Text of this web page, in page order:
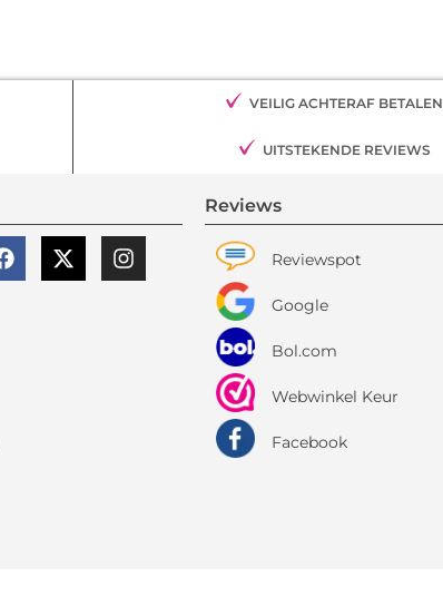
VEILIG ACHTERAF BETALEN
UITSTEKENDE REVIEWS
Reviews
Reviewspot
Google
Bol.com
Webwinkel Keur
Facebook